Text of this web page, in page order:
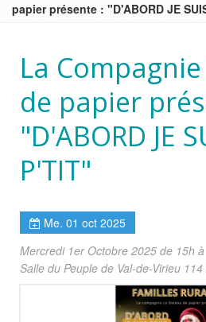
papier présente : "D'ABORD JE
La
de papier
"D'ABORD JE
P'TIT"
Me. 01 oct 2025
Mercredi 1er Octobre 2025 de 15h
Salle du Peuple de Val-de-Virieu